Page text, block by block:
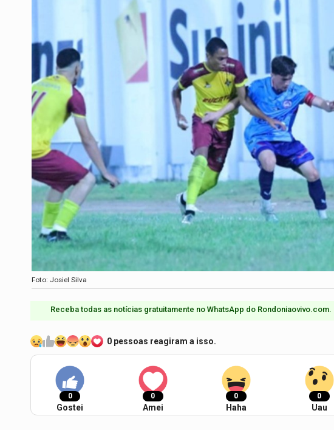
Foto: Josiel Silva
Receba todas as notícias gratuitamente no WhatsApp do Rondoniaovivo.com.​
0 pessoas reagiram a isso.
0
Gostei
0
Amei
0
Haha
0
Uau